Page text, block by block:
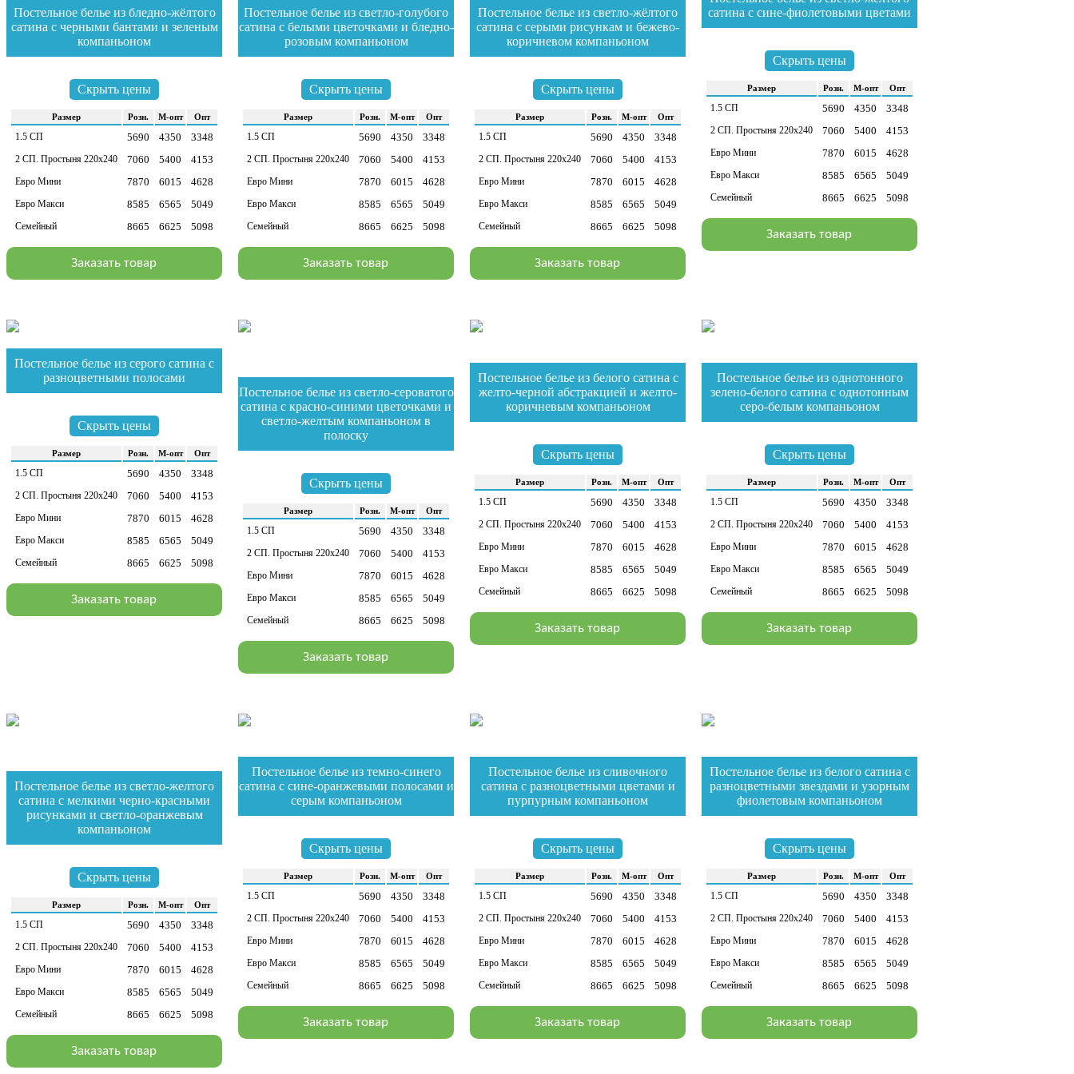
Постельное белье из бледно-жёлтого
сатина с черными бантами и зеленым
компаньоном
Скрыть цены
Раз­мер Розн. М-опт Опт
1.5 СП 5690 4350 3348
2 СП. Простыня 220х240 7060 5400 4153
Евро Мини 7870 6015 4628
Евро Макси 8585 6565 5049
Семейный 8665 6625 5098
Заказать товар
Постельное белье из светло-голубого
сатина с белыми цветочками и бледно-
розовым компаньоном
Скрыть цены
Раз­мер Розн. М-опт Опт
1.5 СП 5690 4350 3348
2 СП. Простыня 220х240 7060 5400 4153
Евро Мини 7870 6015 4628
Евро Макси 8585 6565 5049
Семейный 8665 6625 5098
Заказать товар
Постельное белье из светло-жёлтого
сатина с серыми рисункам и бежево-
коричневом компаньоном
Скрыть цены
Раз­мер Розн. М-опт Опт
1.5 СП 5690 4350 3348
2 СП. Простыня 220х240 7060 5400 4153
Евро Мини 7870 6015 4628
Евро Макси 8585 6565 5049
Семейный 8665 6625 5098
Заказать товар
сатина с сине-фиолетовыми цветами
Скрыть цены
Раз­мер Розн. М-опт Опт
1.5 СП 5690 4350 3348
2 СП. Простыня 220х240 7060 5400 4153
Евро Мини 7870 6015 4628
Евро Макси 8585 6565 5049
Семейный 8665 6625 5098
Заказать товар
Постельное белье из серого сатина с
разноцветными полосами
Скрыть цены
Раз­мер Розн. М-опт Опт
1.5 СП 5690 4350 3348
2 СП. Простыня 220х240 7060 5400 4153
Евро Мини 7870 6015 4628
Евро Макси 8585 6565 5049
Семейный 8665 6625 5098
Заказать товар
Постельное белье из светло-сероватого
сатина с красно-синими цветочками и
светло-желтым компаньоном в
полоску
Скрыть цены
Раз­мер Розн. М-опт Опт
1.5 СП 5690 4350 3348
2 СП. Простыня 220х240 7060 5400 4153
Евро Мини 7870 6015 4628
Евро Макси 8585 6565 5049
Семейный 8665 6625 5098
Заказать товар
Постельное белье из белого сатина с
желто-черной абстракцией и желто-
коричневым компаньоном
Скрыть цены
Раз­мер Розн. М-опт Опт
1.5 СП 5690 4350 3348
2 СП. Простыня 220х240 7060 5400 4153
Евро Мини 7870 6015 4628
Евро Макси 8585 6565 5049
Семейный 8665 6625 5098
Заказать товар
Постельное белье из однотонного
зелено-белого сатина с однотонным
серо-белым компаньоном
Скрыть цены
Раз­мер Розн. М-опт Опт
1.5 СП 5690 4350 3348
2 СП. Простыня 220х240 7060 5400 4153
Евро Мини 7870 6015 4628
Евро Макси 8585 6565 5049
Семейный 8665 6625 5098
Заказать товар
Постельное белье из светло-желтого
сатина с мелкими черно-красными
рисунками и светло-оранжевым
компаньоном
Скрыть цены
Раз­мер Розн. М-опт Опт
1.5 СП 5690 4350 3348
2 СП. Простыня 220х240 7060 5400 4153
Евро Мини 7870 6015 4628
Евро Макси 8585 6565 5049
Семейный 8665 6625 5098
Заказать товар
Постельное белье из темно-синего
сатина с сине-оранжевыми полосами и
серым компаньоном
Скрыть цены
Раз­мер Розн. М-опт Опт
1.5 СП 5690 4350 3348
2 СП. Простыня 220х240 7060 5400 4153
Евро Мини 7870 6015 4628
Евро Макси 8585 6565 5049
Семейный 8665 6625 5098
Заказать товар
Постельное белье из сливочного
сатина с разноцветными цветами и
пурпурным компаньоном
Скрыть цены
Раз­мер Розн. М-опт Опт
1.5 СП 5690 4350 3348
2 СП. Простыня 220х240 7060 5400 4153
Евро Мини 7870 6015 4628
Евро Макси 8585 6565 5049
Семейный 8665 6625 5098
Заказать товар
Постельное белье из белого сатина с
разноцветными звездами и узорным
фиолетовым компаньоном
Скрыть цены
Раз­мер Розн. М-опт Опт
1.5 СП 5690 4350 3348
2 СП. Простыня 220х240 7060 5400 4153
Евро Мини 7870 6015 4628
Евро Макси 8585 6565 5049
Семейный 8665 6625 5098
Заказать товар